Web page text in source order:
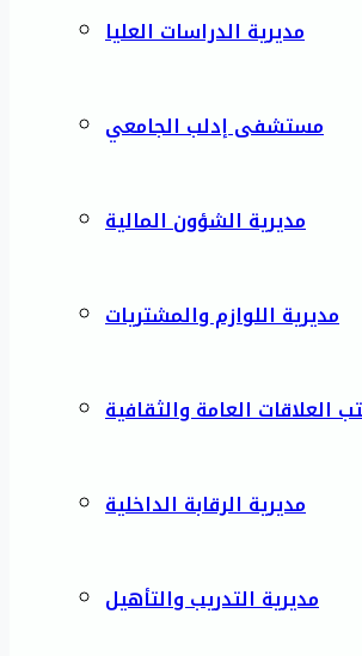
مديرية الدراسات العليا
مستشفى إدلب الجامعي
مديرية الشؤون المالية
مديرية اللوازم والمشتريات
العلاقات العامة والثقافية
مديرية الرقابة الداخلية
مديرية التدريب والتأهيل